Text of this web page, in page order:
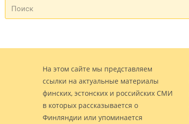
На этом сайте мы представляем
ссылки на актуальные материалы
финских, эстонских и российских СМИ
в которых рассказывается о
Финляндии или упоминается